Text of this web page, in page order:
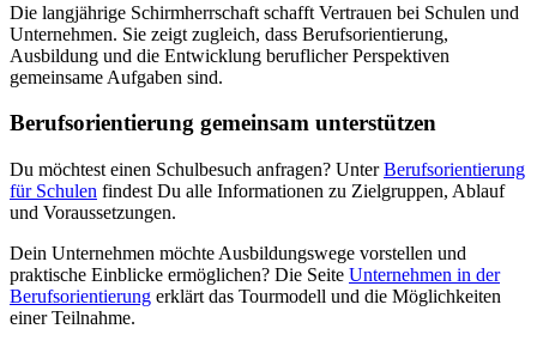
Die langjährige Schirmherrschaft schafft Vertrauen bei Schulen und
Unternehmen. Sie zeigt zugleich, dass Berufsorientierung,
Ausbildung und die Entwicklung beruflicher Perspektiven
gemeinsame Aufgaben sind.
Berufsorientierung gemeinsam unterstützen
Du möchtest einen Schulbesuch anfragen? UnterBerufsorientierung
für Schulen findest Du alle Informationen zu Zielgruppen, Ablauf
und Voraussetzungen.
Dein Unternehmen möchte Ausbildungswege vorstellen und
praktische Einblicke ermöglichen? Die Seite Unternehmen in der
Berufsorientierung erklärt das Tourmodell und die Möglichkeiten
einer Teilnahme.